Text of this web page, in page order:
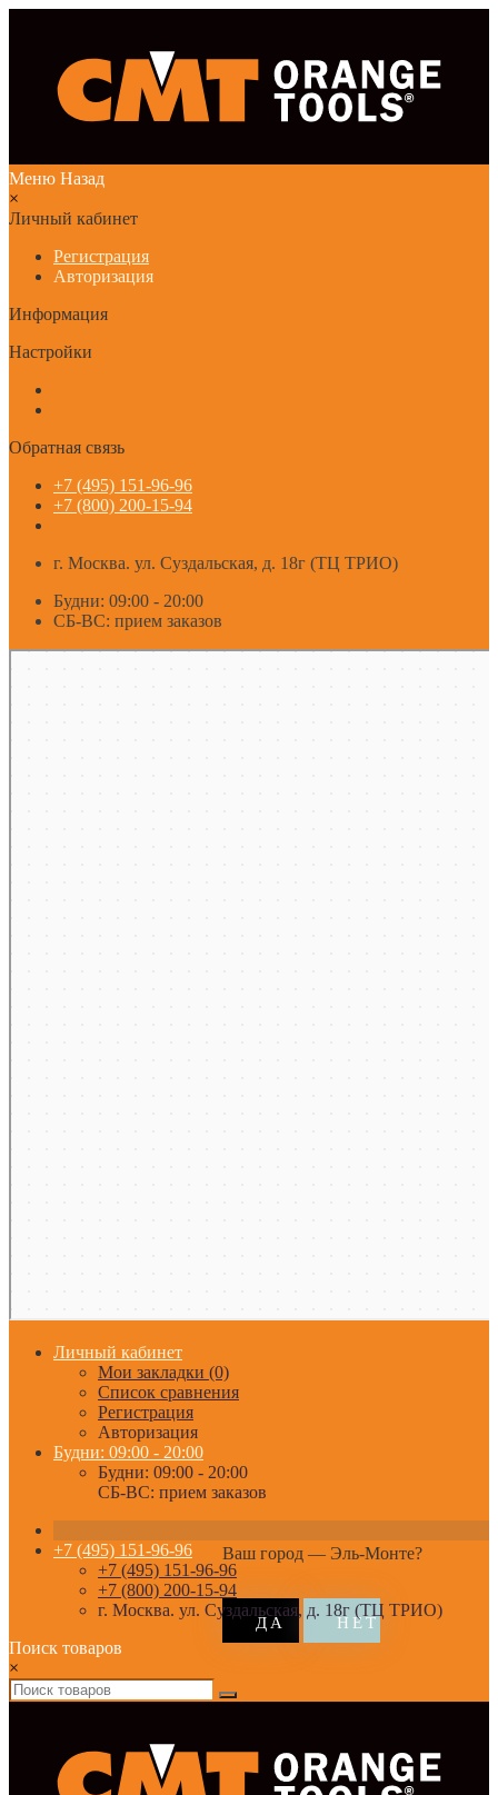
Меню Назад
×
Личный кабинет
Регистрация
Авторизация
Информация
Настройки
Обратная связь
+7 (495) 151-96-96
+7 (800) 200-15-94
г. Москва. ул. Суздальская, д. 18г (ТЦ ТРИО)
Будни: 09:00 - 20:00
СБ-ВС: прием заказов
Личный кабинет
Мои закладки (0)
Список сравнения
Регистрация
Авторизация
Будни: 09:00 - 20:00
Будни: 09:00 - 20:00
СБ-ВС: прием заказов
Ваш город — Эль-Монте?
+7 (495) 151-96-96
+7 (495) 151-96-96
+7 (800) 200-15-94
г. Москва. ул. Суздальская, д. 18г (ТЦ ТРИО)
Поиск товаров
×